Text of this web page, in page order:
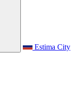
Estima City